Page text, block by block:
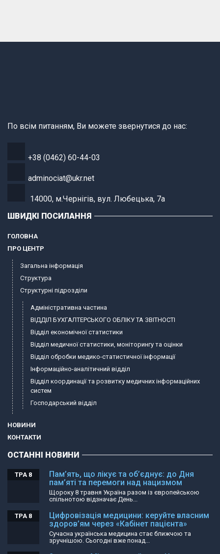
По всім питанням, Ви можете звернутися до нас:
+38 (0462) 60-44-03
adminociat@ukr.net
14000, м.Чернігів, вул. Любецька, 7а
ШВИДКІ ПОСИЛАННЯ
ГОЛОВНА
ПРО ЦЕНТР
Загальна інформація
Структура
Структурні підрозділи
Адміністративна частина
ВІДДІЛ БУХГАЛТЕРСЬКОГО ОБЛІКУ ТА ЗВІТНОСТІ
Відділ економічної статистики
Відділ медичної статистики, моніторингу та оцінки
Відділ обробки медико-статистичної інформації
Інформаційно-аналітичний відділ
Відділ координації та розвитку медичних інформаційних
систем
Господарський відділ
НОВИНИ
КОНТАКТИ
ОСТАННІ НОВИНИ
Пам’ять, що лікує та об’єднує: до Дня
пам’яті та перемоги над нацизмом
ТРА 8
Щороку 8 травня Україна разом із європейською
спільнотою відзначає День...
Цифровізація медицини: керуйте власним
здоров’ям через «Кабінет пацієнта»
ТРА 8
Сучасна українська медицина стає ближчою та
зручнішою. Сьогодні вже понад...